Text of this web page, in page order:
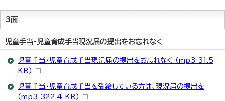
3面
児童手当・児童育成手当現況届の提出をお忘れなく
児童手当・児童育成手当現況届の提出をお忘れなく （mp3 31.5
KB）
児童手当・児童育成手当を受給している方は、現況届の提出を
（mp3 322.4 KB）